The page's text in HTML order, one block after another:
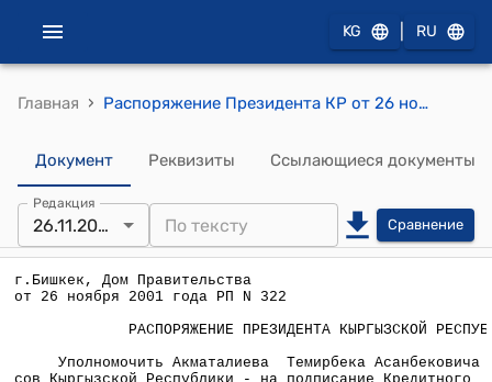
KG RU
Главная › Распоряжение Президента КР от 26 ноября 2001 года РП №322 (Об уполномочивании Акматалиева Т.А. на подписание Кредитного соглашения по программному займу "Корпоративное управление и реформа предприятий - фаза II")
Документ Реквизиты Ссылающиеся документы
Редакция
26.11.2001 Сравнение